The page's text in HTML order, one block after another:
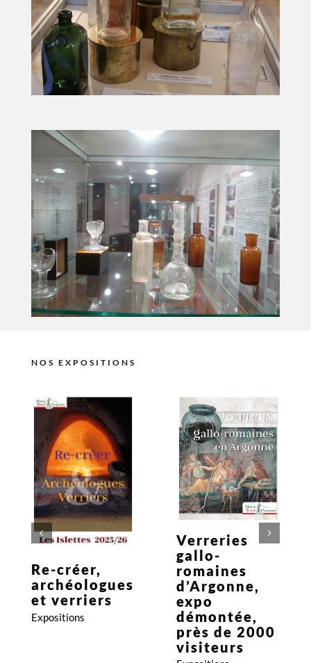
NOS EXPOSITIONS
Expositions
Re-créer,
archéologues
et verriers
Expositions
Expositions
Verreries
gallo-
romaines
d’Argonne,
expo
démontée,
près de 2000
visiteurs